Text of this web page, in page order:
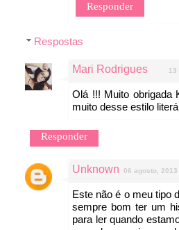
Responder
Respostas
Mari Rodrigues 13
Olá !!! Muito obrigada
muito desse estilo
Responder
Unknown 06 agosto, 2013
Este não é o meu tipo
sempre bom ter um
para ler quando